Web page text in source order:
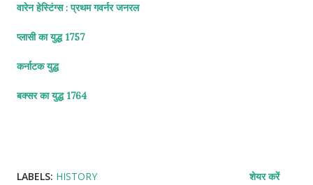
वारेन हेस्टिंग्स : प्रथम गवर्नर जनरल
प्लासी का युद्ध 1757
कर्नाटक युद्ध
बक्सर का युद्ध 1764
LABELS: HISTORY शेयर करें